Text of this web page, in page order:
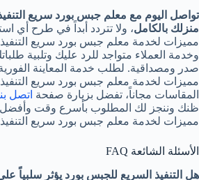
تواصل اليوم مع معلم جبس بورد سريع
منزلك بالكامل
مميزات لخدمة معلم جبس بورد سريع التنفيذ
وخدمة العملاء متواجد للرد عليك وتلبية
مميزات لخدمة معلم جبس بورد سريع
المقاسات مجاناً، تفضل بزيارة صفحة اتصل
مميزات لخدمة معلم جبس بورد سريع
الأسئلة الشائعة FAQ
هل التنفيذ السريع للجبس بورد يؤثر سلبياً